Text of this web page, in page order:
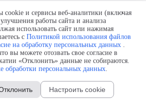
кВт
FRN0072E2E-4EH 380В, 37
кВт
FRN0085E2E-4EH 380В, 45
кВт
FRN0105E2E-4EH 380В, 55
кВт
FRN0139E2E-4EH 380В, 75
и сервисы веб-аналитики (включая
работы сайта и анализа
использовать сайт или нажимая
с Политикой использования файлов
на обработку персональных данных .
вы можете отозвать свое согласие в
«Отклонить» данные не собираются.
обработки персональных данных.
Настроить cookie